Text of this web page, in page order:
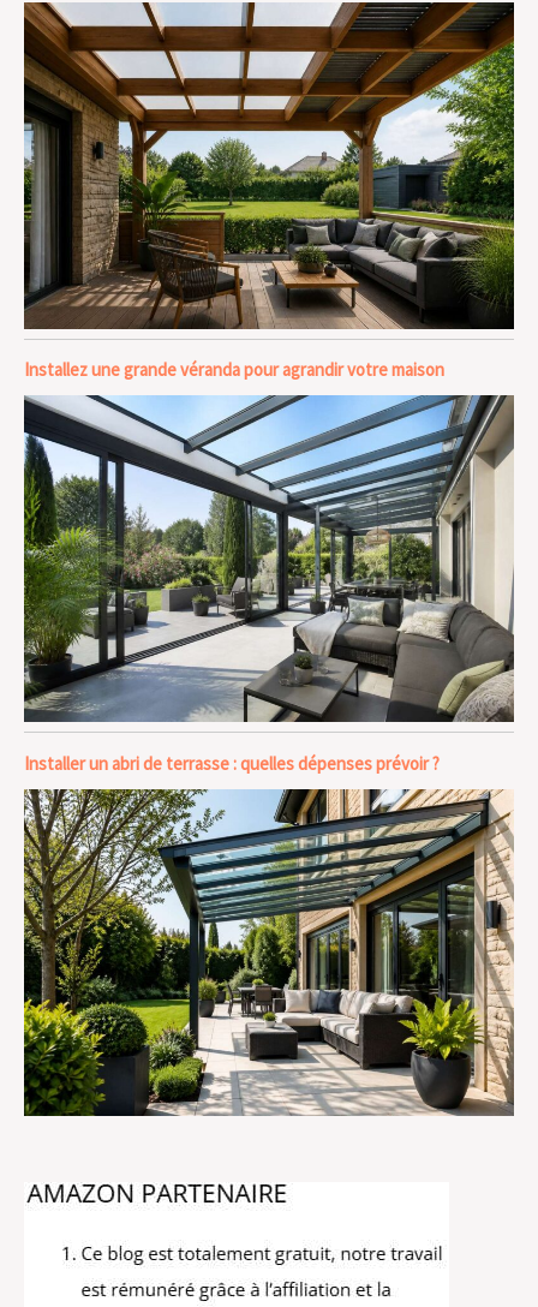
Installez une grande véranda pour agrandir votre maison
Installer un abri de terrasse : quelles dépenses prévoir ?